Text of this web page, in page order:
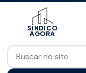
SÍNDICO
AGORA